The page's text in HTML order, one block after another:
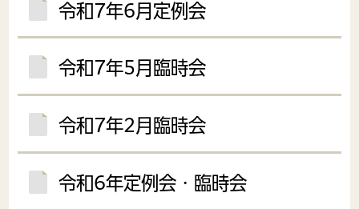
令和7年6月定例会
令和7年5月臨時会
令和7年2月臨時会
令和6年定例会・臨時会